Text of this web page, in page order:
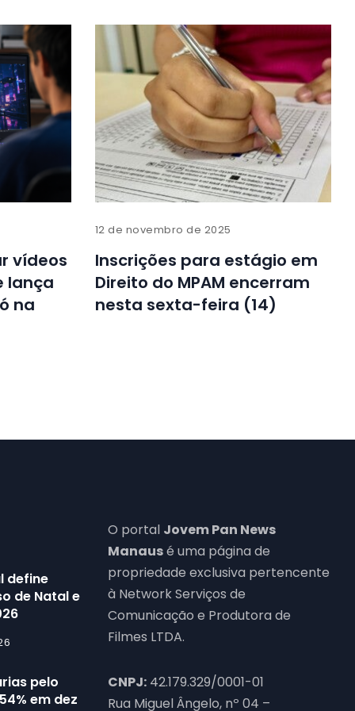
vídeos
lança
na
12 de novembro de 2025
Inscrições para estágio em
Direito do MPAM encerram
nesta sexta-feira (14)
define
de Natal e
pelo
em dez
O portal Jovem Pan News
Manausé uma página de
propriedade exclusiva pertencente
à Network Serviços de
Comunicação e Produtora de
Filmes LTDA.
CNPJ:42.179.329/0001-01
Rua Miguel Ângelo, nº 04 –